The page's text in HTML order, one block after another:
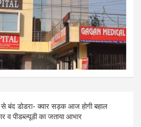
बंद डोडरा- क्वार सड़क आज होगी बहाल
व पीडब्ल्यूडी का जताया आभार